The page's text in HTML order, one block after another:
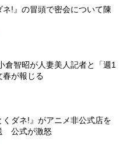
!』の冒頭で密会について陳
倉智昭が人妻美人記者と「週1
が報じる
くダネ!』がアニメ非公式店を
公式が激怒